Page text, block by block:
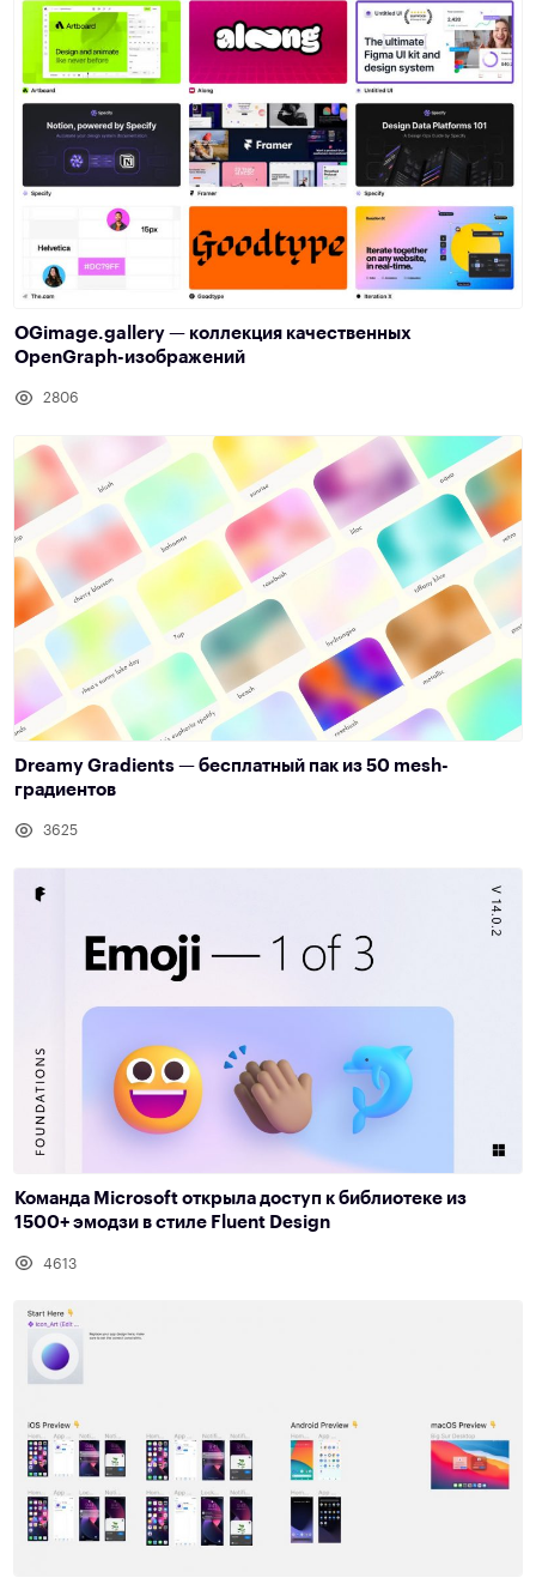
OGimage.gallery — коллекция качественных
OpenGraph-изображений
2806
Dreamy Gradients — бесплатный пак из 50 mesh-
градиентов
3625
Команда Microsoft открыла доступ к библиотеке из
1500+ эмодзи в стиле Fluent Design
4613